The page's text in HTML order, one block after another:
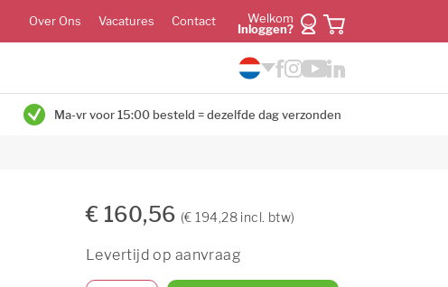
Over Ons Vacatures Contact
Welkom
Inloggen?
Ma-vr voor 15:00 besteld = dezelfde dag verzonden
€ 160,56 (€ 194,28 incl. btw)
Levertijd op aanvraag